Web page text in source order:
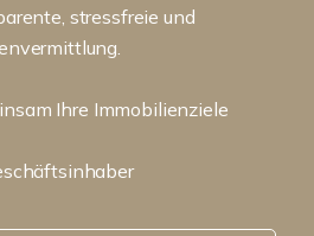
stressfreie und
Ihre Immobilienziele